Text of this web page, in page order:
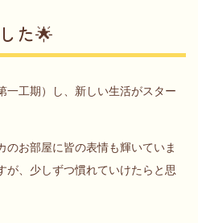
た🌟
一工期）し、新しい生活がスター
のお部屋に皆の表情も輝いていま
が、少しずつ慣れていけたらと思